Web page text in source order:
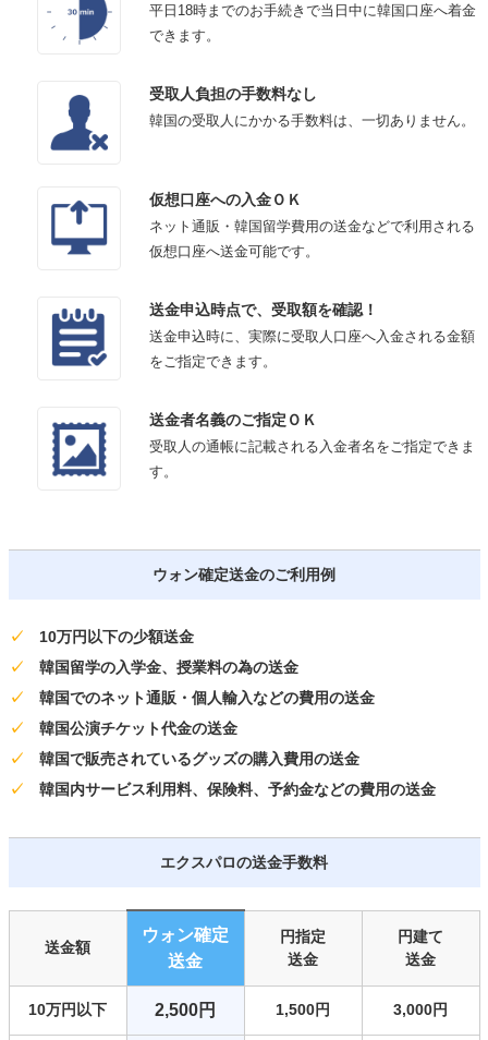
平日18時までのお手続きで当日中に韓国口座へ着金
できます。
受取人負担の手数料なし
韓国の受取人にかかる手数料は、一切ありません。
仮想口座への入金ＯＫ
ネット通販・韓国留学費用の送金などで利用される
仮想口座へ送金可能です。
送金申込時点で、受取額を確認！
送金申込時に、実際に受取人口座へ入金される金額
をご指定できます。
送金者名義のご指定ＯＫ
受取人の通帳に記載される入金者名をご指定できま
す。
ウォン確定送金のご利用例
✓ 10万円以下の少額送金
✓ 韓国留学の入学金、授業料の為の送金
✓ 韓国でのネット通販・個人輸入などの費用の送金
✓ 韓国公演チケット代金の送金
✓ 韓国で販売されているグッズの購入費用の送金
✓ 韓国内サービス利用料、保険料、予約金などの費用の送金
エクスパロの送金手数料
送金額
ウォン確定
送金
円指定
送金
円建て
送金
10万円以下 2,500円 1,500円 3,000円